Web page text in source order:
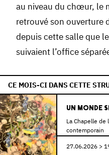
au niveau du chœur, le
retrouvé son ouverture
depuis cette salle que
suivaient l’office
CE MOIS-CI DANS CETTE
UN MONDE
La Chapelle de
contemporain
27.06.2026 >